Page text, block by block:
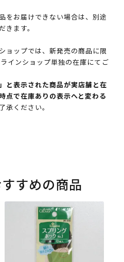
をお届けできない場合は、別途
ます。
ョップでは、新発売の商品に限
インショップ単独の在庫にてご
と表示された商品が実店舗と在
点で在庫ありの表示へと変わる
承ください。
すめの商品